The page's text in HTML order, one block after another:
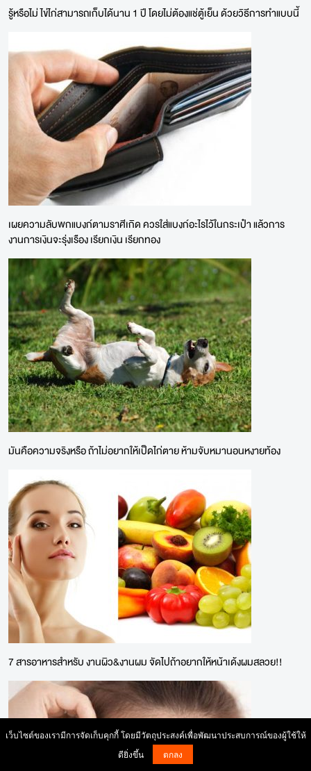
รู้หรือไม่ ไข่ไก่สามารถเก็บได้นาน 1 ปี โดยไม่ต้องแช่ตู้เย็น ด้วยวิธีการทำแบบนี้
เผยความลับพกแบงก์ตามราศีเกิด ควรใส่แบงก์อะไรไว้ในกระเป๋า แล้วการ
งานการเงินจะรุ่งเรือง เรียกเงิน เรียกทอง
มันคือความจริงหรือ ถ้าไม่อยากให้เป็ดไก่ตาย ห้ามจับหมานอนหงายท้อง
7 สารอาหารสำหรับ งานผิว&งานผม จัดไปถ้าอยากให้หน้าเด้งผมสลวย!!
เว็บไซต์ของเรามีการจัดเก็บคุกกี้ โดยมีวัตถุประสงค์เพื่อพัฒนาประสบการณ์ของผู้ใช้ให้
ดียิ่งขึ้น
ตกลง